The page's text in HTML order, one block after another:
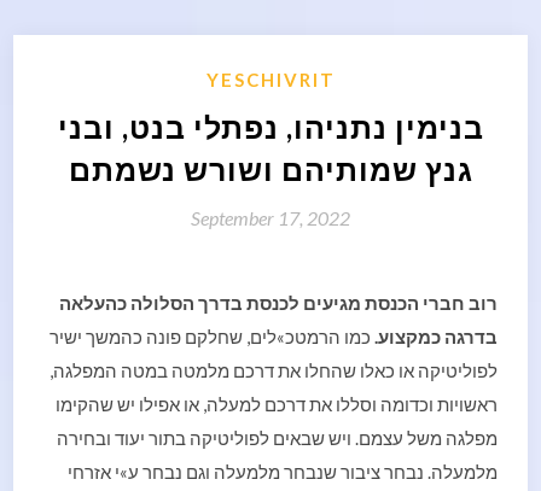
YESCHIVRIT
בנימין נתניהו, נפתלי בנט, ובני
גנץ שמותיהם ושורש נשמתם
September 17, 2022
רוב חברי הכנסת מגיעים לכנסת בדרך הסלולה כהעלאה
בדרגה כמקצוע. כמו הרמטכ»לים, שחלקם פונה כהמשך ישיר
לפוליטיקה או כאלו שהחלו את דרכם מלמטה במטה המפלגה,
ראשויות וכדומה וסללו את דרכם למעלה, או אפילו יש שהקימו
מפלגה משל עצמם. ויש שבאים לפוליטיקה בתור יעוד ובחירה
מלמעלה. נבחר ציבור שנבחר מלמעלה וגם נבחר ע»י אזרחי